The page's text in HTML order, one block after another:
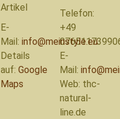
Telefon:
+49
E-
Mail:
Web: thc-
natural-
line.de
Artikel
E-
Mail: info@meinstyle.eu
Details
auf:Google
Maps